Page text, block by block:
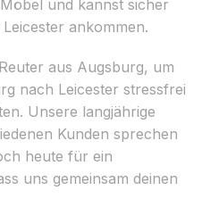
und kannst sicher
ankommen.
aus Augsburg, um
nach Leicester stressfrei
Unsere langjährige
Kunden sprechen
heute für ein
uns gemeinsam deinen